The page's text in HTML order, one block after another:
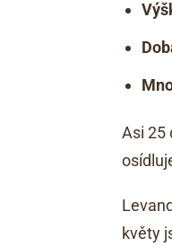
Asi 25
květy